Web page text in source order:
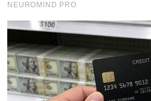
NEUROMIND PRO